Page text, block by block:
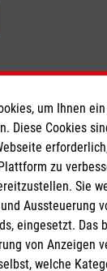
um Ihnen
Diese Cookies
zu
Sie
Aussteuerung
eingesetzt. Das
von Anzeigen
welche